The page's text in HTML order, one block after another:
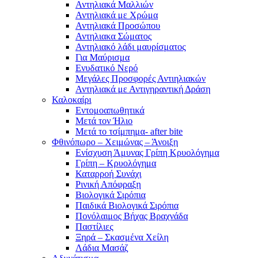
Αντηλιακά Μαλλιών
Αντηλιακά με Χρώμα
Αντηλιακά Προσώπου
Αντηλιακα Σώματος
Αντηλιακό λάδι μαυρίσματος
Για Μαύρισμα
Ενυδατικό Νερό
Μεγάλες Προσφορές Αντιηλιακών
Αντηλιακά με Αντιγηραντική Δράση
Καλοκαίρι
Εντομοαπωθητικά
Μετά τον Ήλιο
Μετά το τσίμπημα- after bite
Φθινόπωρο – Χειμώνας – Άνοιξη
Ενίσχυση Άμυνας Γρίπη Κρυολόγημα
Γρίπη – Κρυολόγημα
Καταρροή Συνάχι
Ρινική Απόφραξη
Βιολογικά Σιρόπια
Παιδικά Βιολογικά Σιρόπια
Πονόλαιμος Βήχας Βραχνάδα
Παστίλιες
Ξηρά – Σκασμένα Χείλη
Λάδια Μασάζ